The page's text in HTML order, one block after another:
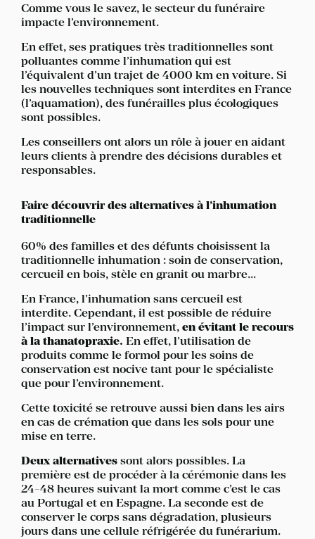
Comme vous le savez, le secteur du funéraire
impacte l’environnement.
En effet, ses pratiques très traditionnelles sont
polluantes comme l’inhumation qui est
l’équivalent d’un trajet de 4000 km en voiture. Si
les nouvelles techniques sont interdites en France
(l’aquamation), des funérailles plus écologiques
sont possibles.
Les conseillers ont alors un rôle à jouer en aidant
leurs clients à prendre des décisions durables et
responsables.
Faire découvrir des alternatives à l’inhumation
traditionnelle
60% des familles et des défunts choisissent la
traditionnelle inhumation : soin de conservation,
cercueil en bois, stèle en granit ou marbre...
En France, l’inhumation sans cercueil est
interdite. Cependant, il est possible de réduire
l’impact sur l’environnement, en évitant le recours
à la thanatopraxie. En effet, l’utilisation de
produits comme le formol pour les soins de
conservation est nocive tant pour le spécialiste
que pour l’environnement.
Cette toxicité se retrouve aussi bien dans les airs
en cas de crémation que dans les sols pour une
mise en terre.
Deux alternatives sont alors possibles. La
première est de procéder à la cérémonie dans les
24-48 heures suivant la mort comme c’est le cas
au Portugal et en Espagne. La seconde est de
conserver le corps sans dégradation, plusieurs
jours dans une cellule réfrigérée du funérarium.